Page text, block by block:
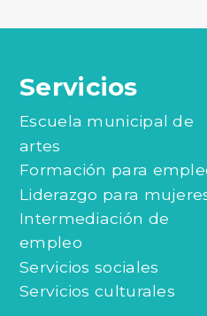
Servicios
Escuela municipal de
artes
Formación para
Liderazgo para
Intermediación de
empleo
Servicios sociales
Servicios culturales